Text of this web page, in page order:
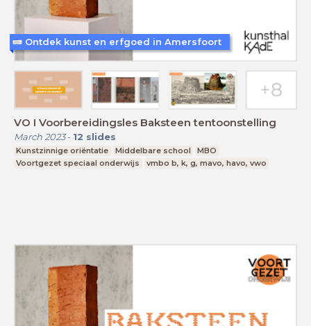
VO I Voorbereidingsles Baksteen tentoonstelling
March 2023- 12 slides
Kunstzinnige oriëntatie Middelbare school
MBO
Voortgezet speciaal onderwijs
vmbo b, k, g, mavo, havo, vwo
Ontdek kunst en erfgoed in Amersfoort